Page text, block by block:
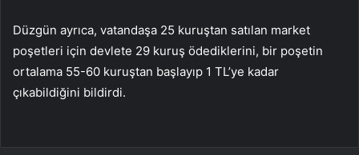
Düzgün ayrıca, vatandaşa 25 kuruştan satılan market
poşetleri için devlete 29 kuruş ödediklerini, bir poşetin
ortalama 55-60 kuruştan başlayıp 1 TL’ye kadar
çıkabildiğini bildirdi.